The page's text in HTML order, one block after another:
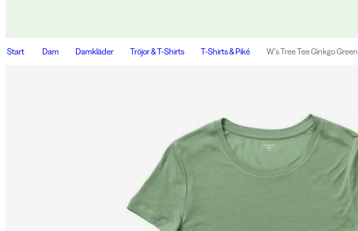
Start Dam Damkläder Tröjor & T-Shirts T-Shirts & Piké W's Tree Tee Ginkgo Green